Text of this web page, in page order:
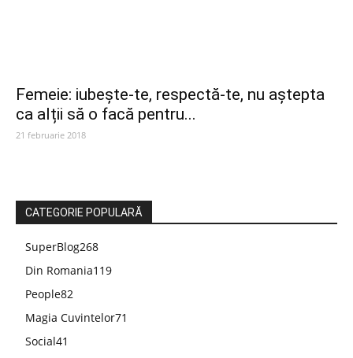
Femeie: iubește-te, respectă-te, nu aștepta
ca alții să o facă pentru...
21 februarie 2018
CATEGORIE POPULARĂ
SuperBlog268
Din Romania119
People82
Magia Cuvintelor71
Social41